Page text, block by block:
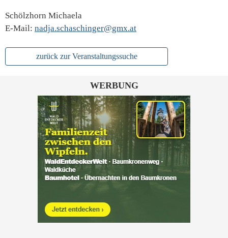
Schölzhorn Michaela
E-Mail: nadja.schaschinger@gmx.at
zurück zur Veranstaltungssuche
WERBUNG